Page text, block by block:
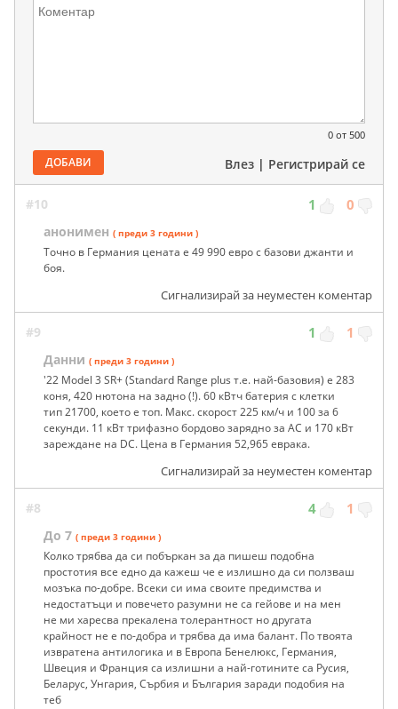
0 от 500
ДОБАВИ Влез | Регистрирай се
#10 1 0
анонимен ( преди 3 години )
Точно в Германия цената e 49 990 евро с базови джанти и
боя.
Сигнализирай за неуместен коментар
#9 1 1
Данни ( преди 3 години )
'22 Model 3 SR+ (Standard Range plus т.е. най-базовия) е 283
коня, 420 нютона на задно (!). 60 кВтч батерия с клетки
тип 21700, което е топ. Макс. скорост 225 км/ч и 100 за 6
секунди. 11 кВт трифазно бордово зарядно за AC и 170 кВт
зареждане на DC. Цена в Германия 52,965 еврака.
Сигнализирай за неуместен коментар
#8 4 1
До 7 ( преди 3 години )
Колко трябва да си побъркан за да пишеш подобна
простотия все едно да кажеш че е излишно да си ползваш
мозъка по-добре. Всеки си има своите предимства и
недостатъци и повечето разумни не са гейове и на мен
не ми харесва прекалена толерантност но другата
крайност не е по-добра и трябва да има балант. По твоята
извратена антилогика и в Европа Бенелюкс, Германия,
Швеция и Франция са излишни а най-готините са Русия,
Беларус, Унгария, Сърбия и България заради подобия на
теб